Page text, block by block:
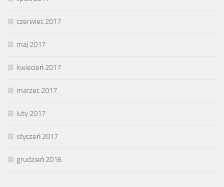
czerwiec 2017
maj 2017
kwiecień 2017
marzec 2017
luty 2017
styczeń 2017
grudzień 2016